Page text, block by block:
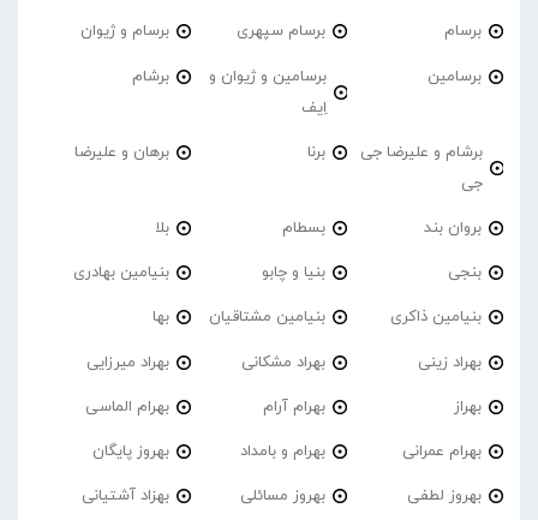
برسام برسام سپهری برسام و ژیوان
برسامین
برسامین و ژیوان و
اِیف
برشام
برشام و علیرضا جی
جی
برنا برهان و علیرضا
بروان بند بسطام بلا
بنجی بنیا و چابو بنیامین بهادری
بنیامین ذاکری بنیامین مشتاقیان بها
بهراد زینی بهراد مشکانی بهراد میرزایی
بهراز بهرام آرام بهرام الماسی
بهرام عمرانی بهرام و بامداد بهروز پایگان
بهروز لطفی بهروز مسائلی بهزاد آشتیانی